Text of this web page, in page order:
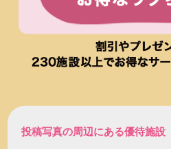
投稿写真の周辺にある優待施設